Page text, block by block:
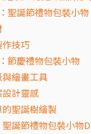
聖誕節禮物包裝小物
技巧
節慶禮物包裝小物
繪畫工具
計靈感
聖誕樹繪製
誕節禮物包裝小物